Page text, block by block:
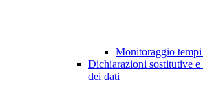
Monitoraggio
Dichiarazioni sostitutive
dei dati